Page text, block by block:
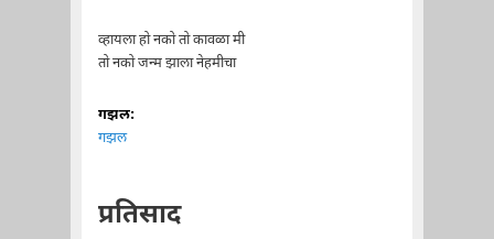
व्हायला हो नको तो कावळा मी
तो नको जन्म झाला नेहमीचा
गझल:
गझल
प्रतिसाद